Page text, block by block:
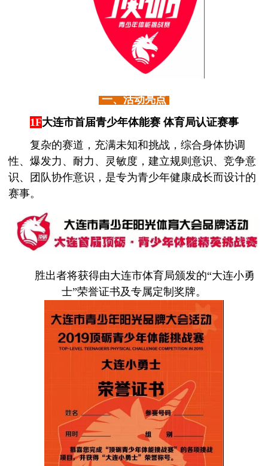
一、活动亮点
1F大连市首届青少年体能赛 体育局认证赛事
复杂的赛道，充满未知和挑战，综合身体协调
性、爆发力、耐力、灵敏度，建立规则意识、竞争意
识、团队协作意识，是专为青少年健康成长而设计的
赛事。
胜出者将获得由大连市体育局颁发的“大连小勇
士”荣誉证书及专属定制奖牌。